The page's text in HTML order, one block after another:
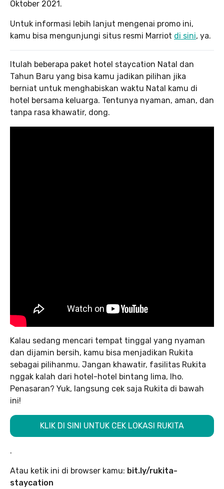
Oktober 2021.
Untuk informasi lebih lanjut mengenai promo ini,
kamu bisa mengunjungi situs resmi Marriot di sini, ya.
Itulah beberapa paket hotel staycation Natal dan
Tahun Baru yang bisa kamu jadikan pilihan jika
berniat untuk menghabiskan waktu Natal kamu di
hotel bersama keluarga. Tentunya nyaman, aman, dan
tanpa rasa khawatir, dong.
Kalau sedang mencari tempat tinggal yang nyaman
dan dijamin bersih, kamu bisa menjadikan Rukita
sebagai pilihanmu. Jangan khawatir, fasilitas Rukita
nggak kalah dari hotel-hotel bintang lima, lho.
Penasaran? Yuk, langsung cek saja Rukita di bawah
ini!
KLIK DI SINI UNTUK CEK LOKASI RUKITA
.
Atau ketik ini di browser kamu: bit.ly/rukita-
staycation